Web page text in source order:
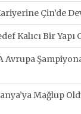
Çin’de
Kalıcı Bir
Avrupa
Mağlup